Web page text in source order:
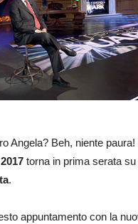
Angela? Beh, niente
torna in prima serata
.
appuntamento con la